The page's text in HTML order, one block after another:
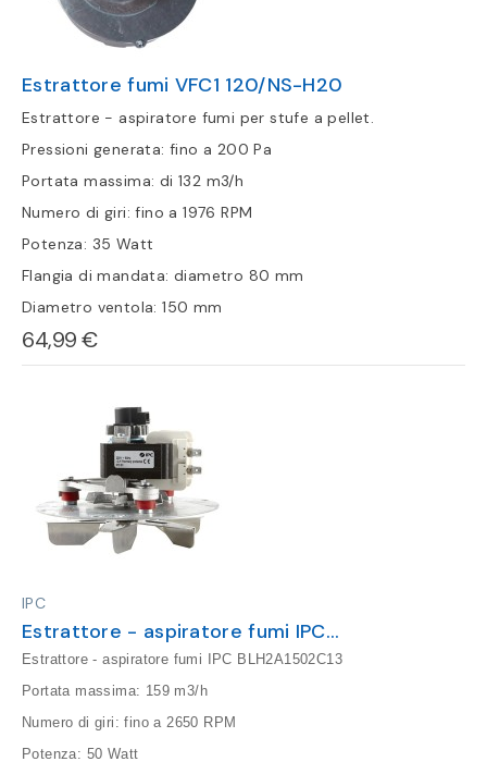
Estrattore fumi VFC1 120/NS-H20
Estrattore - aspiratore fumi per stufe a pellet.
Pressioni generata: fino a 200 Pa
Portata massima: di 132 m3/h
Numero di giri: fino a 1976 RPM
Potenza: 35 Watt
Flangia di mandata: diametro 80 mm
Diametro ventola: 150 mm
64,99 €
IPC
Estrattore - aspiratore fumi IPC
BLH2A1502C13
Estrattore - aspiratore fumi IPC BLH2A1502C13
Portata massima: 159 m3/h
Numero di giri: fino a 2650 RPM
Potenza: 50 Watt